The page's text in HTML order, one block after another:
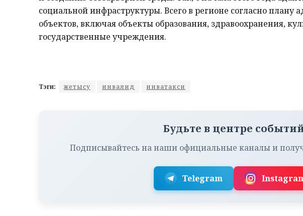
социальной инфраструктуры. Всего в регионе согласно плану
объектов, включая объекты образования, здравоохранения,
государственные учреждения.
Тэги: жетысу инвалид инватакси
Будьте в центре
Подписывайтесь на наши официальные каналы и
Telegram